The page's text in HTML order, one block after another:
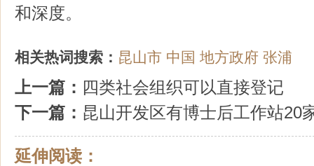
和深度。
相关热词搜索： 昆山市 中国 地方政府 张浦
上一篇： 四类社会组织可以直接登记
下一篇： 昆山开发区有博士后工作站20
延伸阅读：